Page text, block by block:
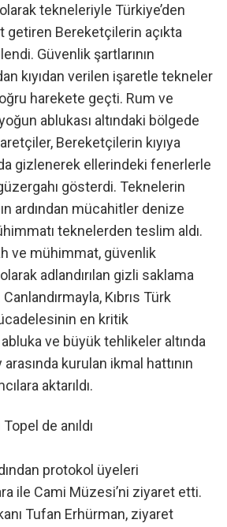
tekneleriyle Türkiye’den
getiren Bereketçilerin açıkta
Güvenlik şartlarının
kıyıdan verilen işaretle tekneler
harekete geçti. Rum ve
ablukası altındaki bölgede
Bereketçilerin kıyıya
gizlenerek ellerindeki fenerlerle
gösterdi. Teknelerin
ardından mücahitler denize
teknelerden teslim aldı.
ve mühimmat, güvenlik
adlandırılan gizli saklama
Canlandırmayla, Kıbrıs Türk
en kritik
ve büyük tehlikeler altında
kurulan ikmal hattının
aktarıldı.
de anıldı
protokol üyeleri
ile Cami Müzesi’ni ziyaret etti.
Tufan Erhürman, ziyaret